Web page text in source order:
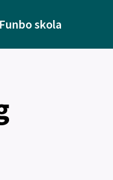
Funbo skola